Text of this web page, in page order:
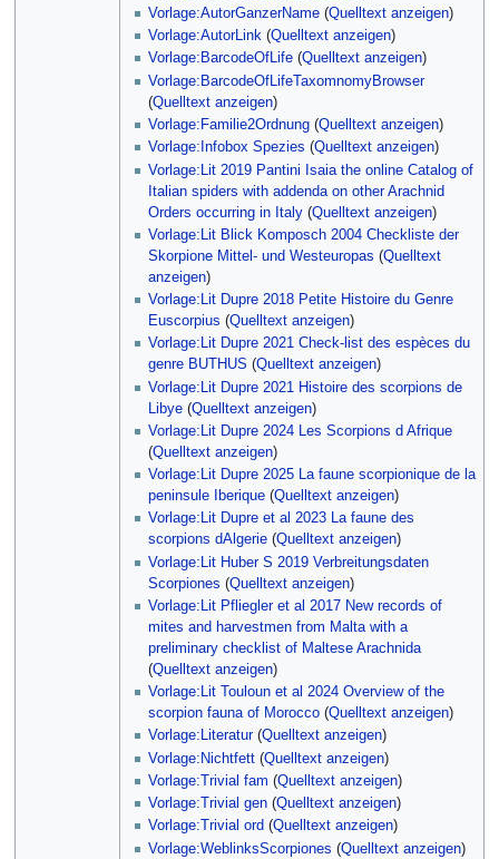
Vorlage:AutorGanzerName (Quelltext anzeigen)
Vorlage:AutorLink (Quelltext anzeigen)
Vorlage:BarcodeOfLife (Quelltext anzeigen)
Vorlage:BarcodeOfLifeTaxomnomyBrowser
(Quelltext anzeigen)
Vorlage:Familie2Ordnung (Quelltext anzeigen)
Vorlage:Infobox Spezies (Quelltext anzeigen)
Vorlage:Lit 2019 Pantini Isaia the online Catalog of
Italian spiders with addenda on other Arachnid
Orders occurring in Italy (Quelltext anzeigen)
Vorlage:Lit Blick Komposch 2004 Checkliste der
Skorpione Mittel- und Westeuropas (Quelltext
anzeigen)
Vorlage:Lit Dupre 2018 Petite Histoire du Genre
Euscorpius (Quelltext anzeigen)
Vorlage:Lit Dupre 2021 Check-list des espèces du
genre BUTHUS (Quelltext anzeigen)
Vorlage:Lit Dupre 2021 Histoire des scorpions de
Libye (Quelltext anzeigen)
Vorlage:Lit Dupre 2024 Les Scorpions d Afrique
(Quelltext anzeigen)
Vorlage:Lit Dupre 2025 La faune scorpionique de la
peninsule Iberique (Quelltext anzeigen)
Vorlage:Lit Dupre et al 2023 La faune des
scorpions dAlgerie (Quelltext anzeigen)
Vorlage:Lit Huber S 2019 Verbreitungsdaten
Scorpiones (Quelltext anzeigen)
Vorlage:Lit Pfliegler et al 2017 New records of
mites and harvestmen from Malta with a
preliminary checklist of Maltese Arachnida
(Quelltext anzeigen)
Vorlage:Lit Touloun et al 2024 Overview of the
scorpion fauna of Morocco (Quelltext anzeigen)
Vorlage:Literatur(Quelltext anzeigen)
Vorlage:Nichtfett (Quelltext anzeigen)
Vorlage:Trivial fam (Quelltext anzeigen)
Vorlage:Trivial gen (Quelltext anzeigen)
Vorlage:Trivial ord (Quelltext anzeigen)
Vorlage:WeblinksScorpiones (Quelltext anzeigen)